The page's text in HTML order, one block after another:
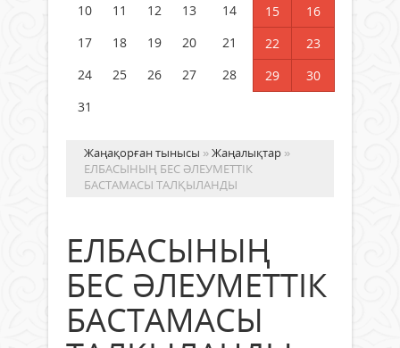
10
11 12 13 14 15
16
17
18 19 20 21 22
23
24
25 26 27 28 29
30
31
Жаңақорған тынысы »Жаңалықтар »
ЕЛБАСЫНЫҢ БЕС ӘЛЕУМЕТТІК
БАСТАМАСЫ ТАЛҚЫЛАНДЫ
ЕЛБАСЫНЫҢ
БЕС ӘЛЕУМЕТТІК
БАСТАМАСЫ